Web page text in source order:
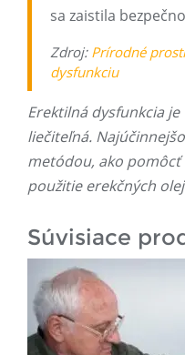
sa zaistila
Zdroj: Prírodné
dysfunkciu
Erektilná dysfunkcia
liečiteľná.
metódou, ako pomôcť
použitie erekčných
Súvisiace